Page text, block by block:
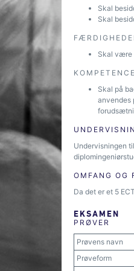
Skal
Skal
Skal være
Skal på
anvendes
Undervisningen
OMFANG OG
Da det er et 5
EKSAMEN
PRØVER
Prøvens navn
Prøveform